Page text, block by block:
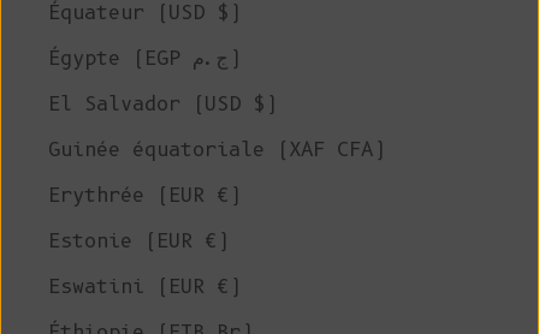
Équateur (USD $)
Égypte (EGP ج.م)
El Salvador (USD $)
Guinée équatoriale (XAF CFA)
Erythrée (EUR €)
Estonie (EUR €)
Eswatini (EUR €)